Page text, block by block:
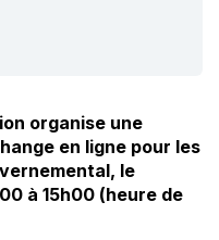
organise une
en ligne pour les
le
à 15h00 (heure de